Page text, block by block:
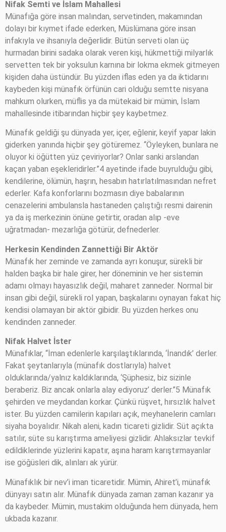
Nifak Semti ve İslam Mahallesi
Münafığa göre insan malından, servetinden, makamından
dolayı bir kıymet ifade ederken, Müslümana göre insan
infakıyla ve ihsanıyla değerlidir. Bütün serveti olan üç
hurmadan birini sadaka olarak veren kişi, hükmettiği milyarlık
servetten tek bir yoksulun karnına bir lokma ekmek gitmeyen
kişiden daha üstündür. Bu yüzden iflas eden ya da iktidarını
kaybeden kişi münafık örfünün cari olduğu semtte nisyana
mahkum olurken, müflis ya da mütekaid bir mümin, İslam
mahallesinde itibarından hiçbir şey kaybetmez.
Münafık geldiği şu dünyada yer, içer, eğlenir, keyif yapar lakin
giderken yanında hiçbir şey götüremez. “Öyleyken, bunlara ne
oluyor ki öğütten yüz çeviriyorlar? Onlar sanki arslandan
kaçan yaban eşekleridirler.”4 ayetinde ifade buyrulduğu gibi,
kendilerine, ölümün, haşrın, hesabın hatırlatılmasından nefret
ederler. Kafa konforlarını bozmasın diye babalarının
cenazelerini ambulansla hastaneden çalıştığı resmi dairenin
ya da iş merkezinin önüne getirtir, oradan alıp -eve
uğratmadan- mezarlığa götürür, defnederler.
Herkesin Kendinden Zannettiği Bir Aktör
Münafık her zeminde ve zamanda ayrı konuşur, sürekli bir
halden başka bir hale girer, her döneminin ve her sistemin
adamı olmayı hayasızlık değil, maharet zanneder. Normal bir
insan gibi değil, sürekli rol yapan, başkalarını oynayan fakat hiç
kendisi olamayan bir aktör gibidir. Bu yüzden herkes onu
kendinden zanneder.
Nifak Halvet İster
Münafıklar, “İman edenlerle karşılaştıklarında, ‘İnandık’ derler.
Fakat şeytanlarıyla (münafık dostlarıyla) halvet
olduklarında/yalnız kaldıklarında, ‘Şüphesiz, biz sizinle
beraberiz. Biz ancak onlarla alay ediyoruz’ derler.”5 Münafık
şehirden ve meydandan korkar. Çünkü rüşvet, hırsızlık halvet
ister. Bu yüzden camilerin kapıları açık, meyhanelerin camları
siyaha boyalıdır. Nikah aleni, kadın ticareti gizlidir. Süt açıkta
satılır, süte su karıştırma ameliyesi gizlidir. Ahlaksızlar tevkif
edildiklerinde yüzlerini kapatır, aşına haram karıştırmayanlar
ise göğüsleri dik, alınları ak yürür.
Münafıklık bir nev’i iman ticaretidir. Mümin, Ahiret’i, münafık
dünyayı satın alır. Münafık dünyada zaman zaman kazanır ya
da kaybeder. Mümin, mustakim olduğunda hem dünyada, hem
ukbada kazanır.